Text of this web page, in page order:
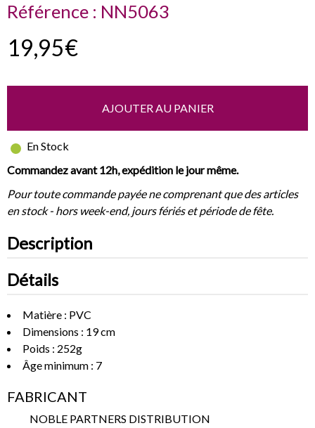
Référence : NN5063
19,95€
AJOUTER AU PANIER
En Stock
Commandez avant 12h, expédition le jour même.
Pour toute commande payée ne comprenant que des articles
en stock - hors week-end, jours fériés et période de fête.
Description
Détails
Matière : PVC
Dimensions : 19 cm
Poids : 252g
Âge minimum : 7
FABRICANT
NOBLE PARTNERS DISTRIBUTION